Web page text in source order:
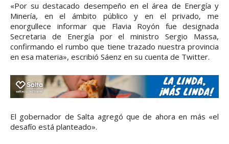
«Por su destacado desempeño en el área de Energía y
Minería, en el ámbito público y en el privado, me
enorgullece informar que Flavia Royón fue designada
Secretaria de Energía por el ministro Sergio Massa,
confirmando el rumbo que tiene trazado nuestra provincia
en esa materia», escribió Sáenz en su cuenta de Twitter.
El gobernador de Salta agregó que de ahora en más «el
desafío está planteado».